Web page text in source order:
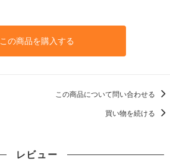
この商品を購入する
この商品について問い合わせる
買い物を続ける
レビュー